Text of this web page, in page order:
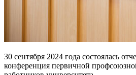
30 сентября 2024 года состоялась
конференция первичной